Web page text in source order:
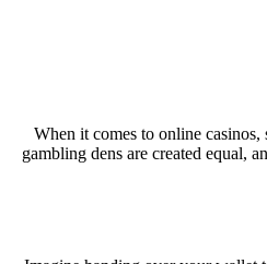
When it comes to online
gambling dens are created equal,